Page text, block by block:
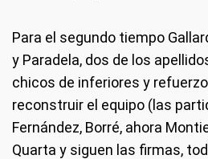
Para el segundo tiempo
y Paradela, dos de los
chicos de inferiores y
reconstruir el equipo (las
Fernández, Borré, ahora
Quarta y siguen las firmas,